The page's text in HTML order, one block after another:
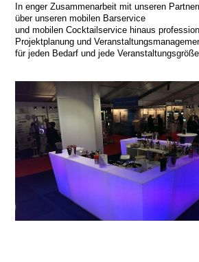
In enger Zusammenarbeit mit unseren
über unseren mobilen Barservice
und mobilen Cocktailservice hinaus
Projektplanung und
für jeden Bedarf und jede